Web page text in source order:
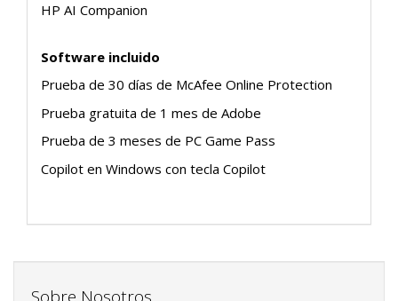
HP AI Companion
Software incluido
Prueba de 30 días de McAfee Online Protection
Prueba gratuita de 1 mes de Adobe
Prueba de 3 meses de PC Game Pass
Copilot en Windows con tecla Copilot